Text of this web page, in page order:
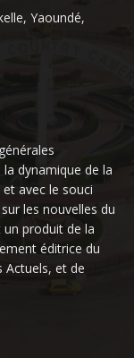
Yaoundé,
dynamique de la
avec le souci
les nouvelles du
un produit de la
éditrice du
Actuels, et de